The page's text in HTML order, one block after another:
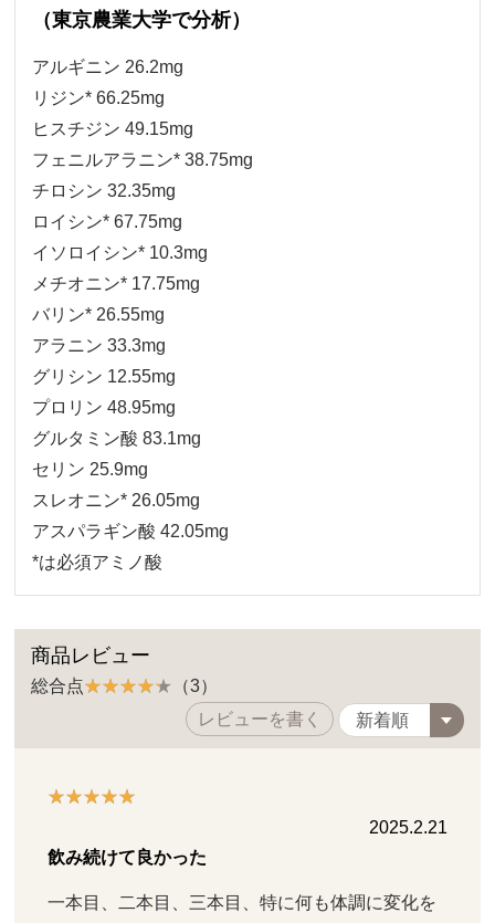
（東京農業大学で分析）
アルギニン 26.2mg
リジン* 66.25mg
ヒスチジン 49.15mg
フェニルアラニン* 38.75mg
チロシン 32.35mg
ロイシン* 67.75mg
イソロイシン* 10.3mg
メチオニン* 17.75mg
バリン* 26.55mg
アラニン 33.3mg
グリシン 12.55mg
プロリン 48.95mg
グルタミン酸 83.1mg
セリン 25.9mg
スレオニン* 26.05mg
アスパラギン酸 42.05mg
*は必須アミノ酸
商品レビュー
総合点
（3）
レビューを書く
2025.2.21
飲み続けて良かった
一本目、二本目、三本目、特に何も体調に変化を